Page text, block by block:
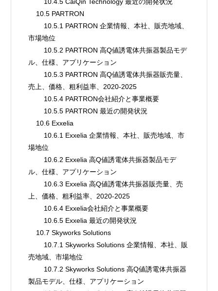
    10.5 PARTRON
市場地位
ル、仕様、アプリケーション
売上、価格、粗利益率、2020-2025
        10.5.4 PARTRON会社紹介と事業概要
        10.5.5 PARTRON 最近の開発状況
    10.6 Exxelia
場地位
ル、仕様、アプリケーション
上、価格、粗利益率、2020-2025
        10.6.4 Exxelia会社紹介と事業概要
        10.6.5 Exxelia 最近の開発状況
    10.7 Skyworks Solutions
売地域、市場地位
製品モデル、仕様、アプリケーション